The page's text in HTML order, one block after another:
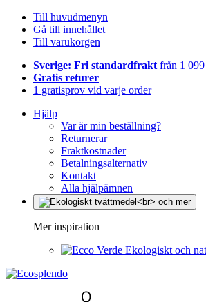
Till huvudmenyn
Gå till innehållet
Till varukorgen
Sverige: Fri standardfrakt från 1
Gratis returer
1 gratisprov vid varje order
Hjälp
Var är min beställning?
Returnerar
Fraktkostnader
Betalningsalternativ
Kontakt
Alla hjälpämnen
Mer inspiration
Ekologiskt och